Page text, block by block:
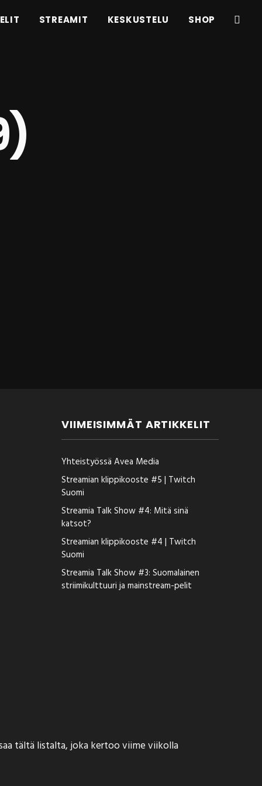
STREAMIT KESKUSTELU SHOP
VIIMEISIMMÄT ARTIKKELIT
Yhteistyössä Avea Media
Streamian klippikooste #5 | Twitch
Suomi
Streamia Talk Show #4: Mitä sinä
katsot?
Streamian klippikooste #4 | Twitch
Suomi
Streamia Talk Show #3: Suomalainen
striimikulttuuri ja mainstream-pelit
tältä listalta, joka kertoo viime viikolla